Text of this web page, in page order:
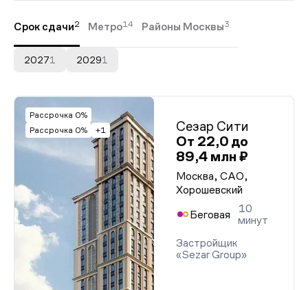
Срок сдачи2 Метро14 Районы Москвы3
20271 20291
Рассрочка 0%
Рассрочка 0%
+1
Сезар Сити
От 22,0 до
89,4 млн ₽
Москва, САО,
Хорошевский
Беговая
10
минут
Застройщик
«Sezar Group»